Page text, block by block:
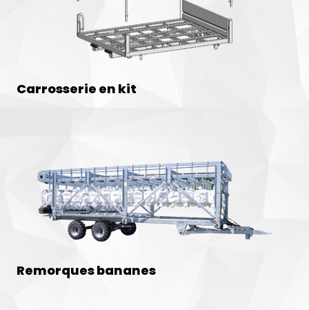
Carrosserie en kit
Remorques bananes